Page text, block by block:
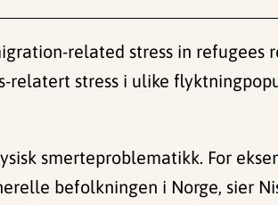
related stress in refugees
relatert stress i ulike
smerteproblematikk. For
befolkningen i Norge, sier